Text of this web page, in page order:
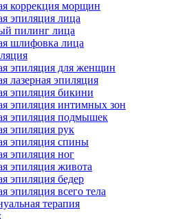
коррекция морщин
эпиляция лица
пилинг лица
шлифовка лица
эпиляция для женщин
лазерная эпиляция
эпиляция бикини
эпиляция интимных зон
эпиляция подмышек
эпиляция рук
эпиляция спины
эпиляция ног
эпиляция живота
эпиляция бедер
эпиляция всего тела
терапия